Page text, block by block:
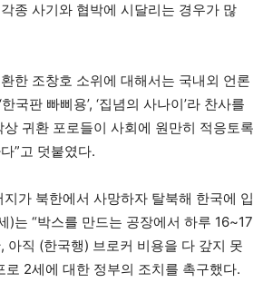
종 사기와 협박에 시달리는 경우가 많
한 조창호 소위에 대해서는 국내외 언론
한국판 빠삐용’, ‘집념의 사나이’라 찬사를
귀환 포로들이 사회에 원만히 적응토록
”고 덧붙였다.
가 북한에서 사망하자 탈북해 한국에 입
)는 “박스를 만드는 공장에서 하루 16~17
아직 (한국행) 브로커 비용을 다 갚지 못
로 2세에 대한 정부의 조치를 촉구했다.